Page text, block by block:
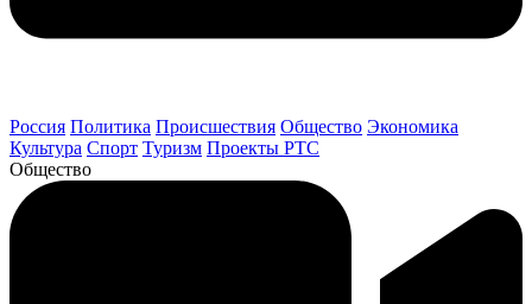
Россия Политика Происшествия Общество Экономика
Культура Спорт Туризм Проекты РТС
Общество